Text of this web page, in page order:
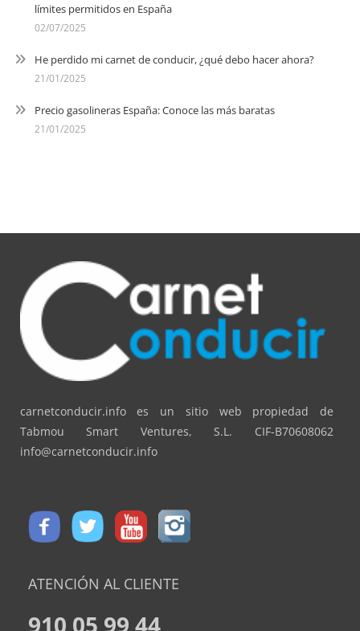
límites permitidos en España
02/07/2025
He perdido mi carnet de conducir, ¿qué debo hacer ahora?
21/01/2025
Precio gasolineras España: Conoce las más baratas
21/01/2025
carnetconducir.info es un sitio web propiedad de
Tabmou Smart Ventures, S.L. CIF-B70608062
info@carnetconducir.info
ATENCIÓN AL CLIENTE
910 05 99 44